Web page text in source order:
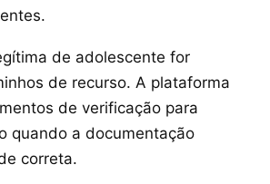
de adolescente for
de recurso. A plataforma
de verificação para
quando a documentação
correta.